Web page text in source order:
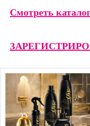
Смотреть